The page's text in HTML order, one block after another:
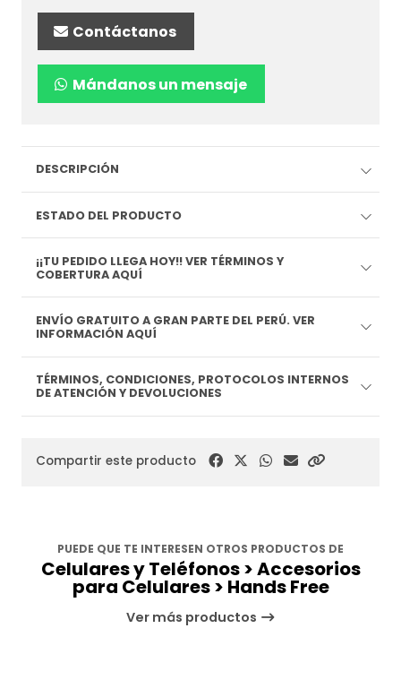
Contáctanos
Mándanos un mensaje
DESCRIPCIÓN
ESTADO DEL PRODUCTO
¡¡TU PEDIDO LLEGA HOY!! VER TÉRMINOS Y
COBERTURA AQUÍ
ENVÍO GRATUITO A GRAN PARTE DEL PERÚ. VER
INFORMACIÓN AQUÍ
TÉRMINOS, CONDICIONES, PROTOCOLOS INTERNOS
DE ATENCIÓN Y DEVOLUCIONES
Compartir este producto
PUEDE QUE TE INTERESEN OTROS PRODUCTOS DE
Celulares y Teléfonos > Accesorios
para Celulares > Hands Free
Ver más productos